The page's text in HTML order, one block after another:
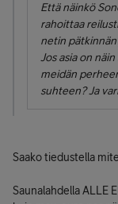
Että näinkö
rahoittaa
netin
Jos asia on
meidän
suhteen? Ja
Saako tiedustella
Saunalahdella ALLE